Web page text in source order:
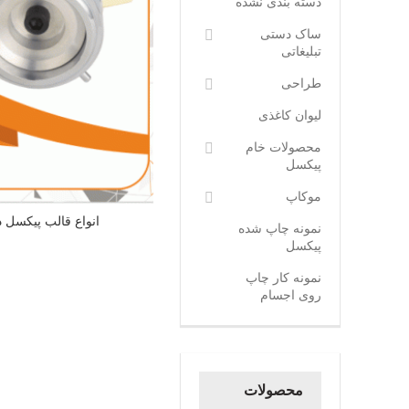
انواع قالب
ساک دستی
تبلیغاتی
طراحی
لیوان کاغذی
محصولات خام
پیکسل
موکاپ
نمونه چاپ شده
پیکسل
نمونه کار چاپ
روی اجسام
محصولات